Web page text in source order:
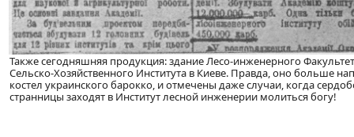
Также сегодняшняя продукция: здание Лесо-инженерного
Сельско-Хозяйственного Института в Киеве. Правда, оно больше
костел украинского барокко, и отмечены даже случаи, когда
странницы заходят в Институт лесной инженерии молиться богу!